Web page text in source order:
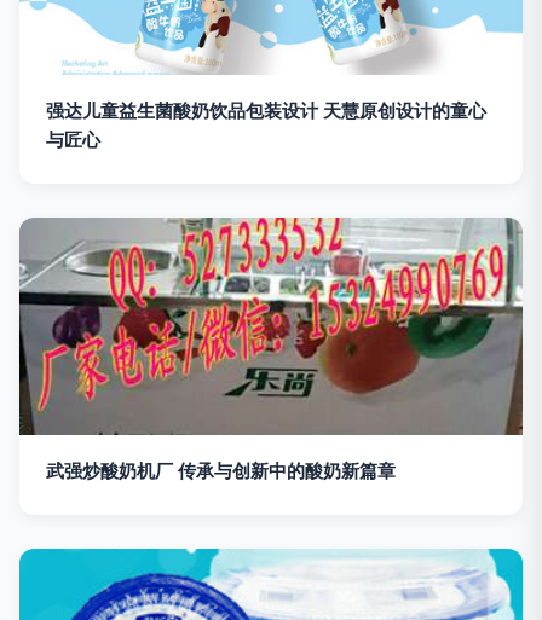
强达儿童益生菌酸奶饮品包装设计 天慧原创设计的童心
与匠心
武强炒酸奶机厂 传承与创新中的酸奶新篇章